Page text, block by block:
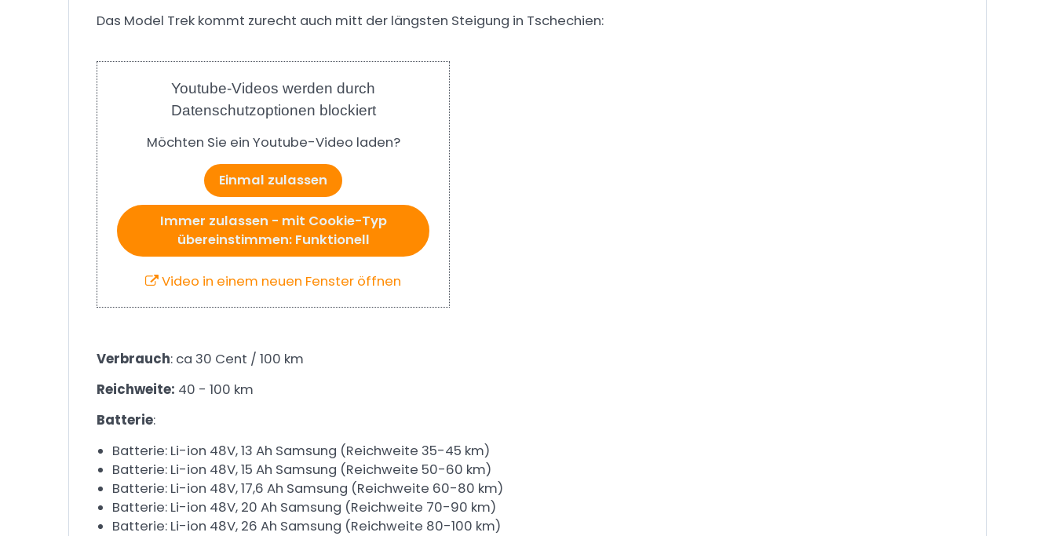
Das Model Trek kommt zurecht auch mitt der längsten Steigung in Tschechien:
Youtube-Videos werden durch
Datenschutzoptionen blockiert
Möchten Sie ein Youtube-Video laden?
Einmal zulassen
Immer zulassen - mit Cookie-Typ
übereinstimmen: Funktionell
Video in einem neuen Fenster öffnen
Verbrauch: ca 30 Cent / 100 km
Reichweite: 40 - 100 km
Batterie:
Batterie: Li-ion 48V, 13 Ah Samsung (Reichweite 35-45 km)
Batterie: Li-ion 48V, 15 Ah Samsung (Reichweite 50-60 km)
Batterie: Li-ion 48V, 17,6 Ah Samsung (Reichweite 60-80 km)
Batterie: Li-ion 48V, 20 Ah Samsung (Reichweite 70-90 km)
Batterie: Li-ion 48V, 26 Ah Samsung (Reichweite 80-100 km)